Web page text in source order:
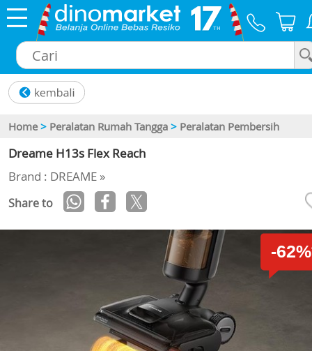
Home > Peralatan Rumah Tangga > Peralatan Pembersih
Dreame H13s Flex Reach
Brand : DREAME »
Share to
-